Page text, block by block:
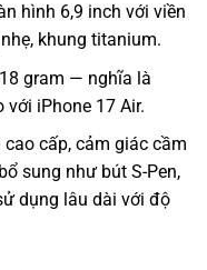
hình 6,9 inch với viền
khung titanium.
gram — nghĩa là
với iPhone 17 Air.
cấp, cảm giác cầm
sung như bút S-Pen,
dụng lâu dài với độ